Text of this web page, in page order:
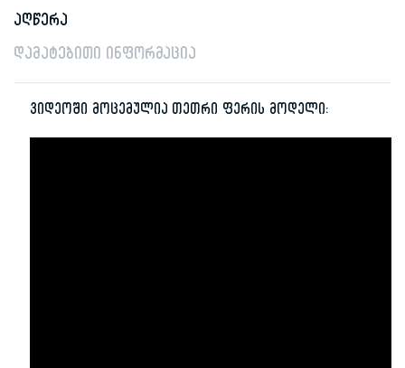
აღწერა
დამატებითი ინფორმაცია
ვიდეოში მოცემულია თეთრი ფერის მოდელი: